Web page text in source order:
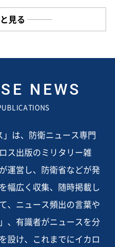
見る
NEWS
」は、防衛ニュース専門
ス出版のミリタリー雑
運営し、防衛省などが発
幅広く収集、随時掲載し
、ニュース頻出の言葉や
、有識者がニュースを分
設け、これまでにイカロ